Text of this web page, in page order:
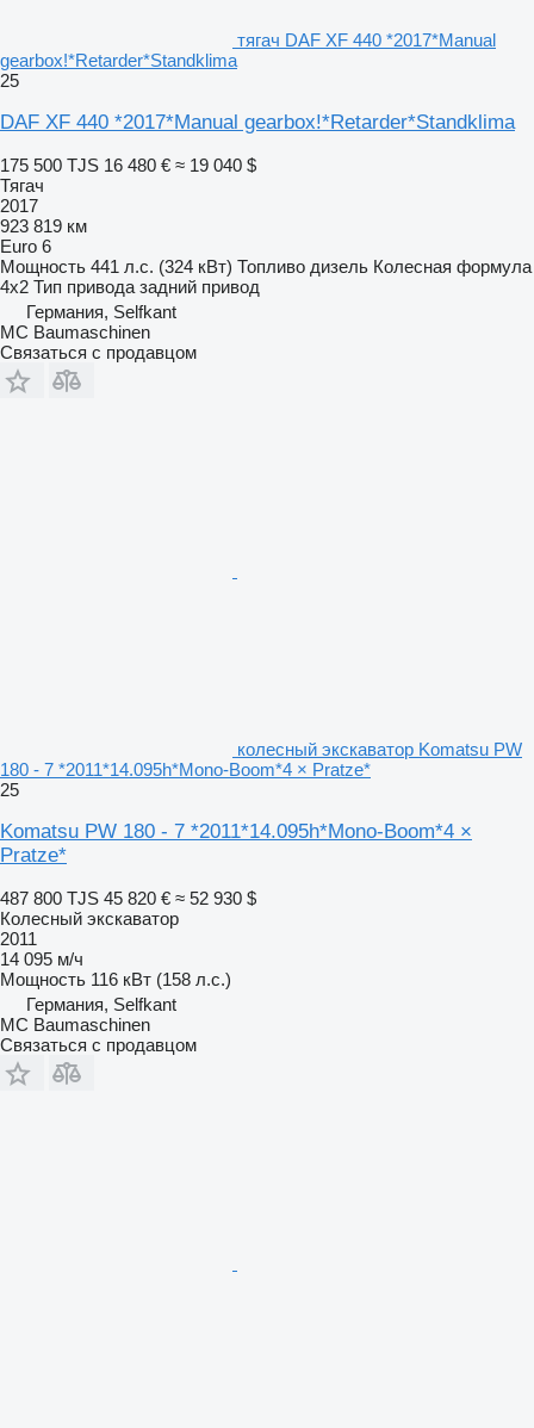
тягач DAF XF 440 *2017*Manual
gearbox!*Retarder*Standklima
25
DAF XF 440 *2017*Manual gearbox!*Retarder*Standklima
175 500 TJS 16 480 € ≈ 19 040 $
Тягач
2017
923 819 км
Euro 6
Мощность 441 л.с. (324 кВт) Топливо дизель Колесная формула
4x2 Тип привода задний привод
Германия, Selfkant
MC Baumaschinen
Связаться с продавцом
колесный экскаватор Komatsu PW
180 - 7 *2011*14.095h*Mono-Boom*4 × Pratze*
25
Komatsu PW 180 - 7 *2011*14.095h*Mono-Boom*4 ×
Pratze*
487 800 TJS 45 820 € ≈ 52 930 $
Колесный экскаватор
2011
14 095 м/ч
Мощность 116 кВт (158 л.с.)
Германия, Selfkant
MC Baumaschinen
Связаться с продавцом